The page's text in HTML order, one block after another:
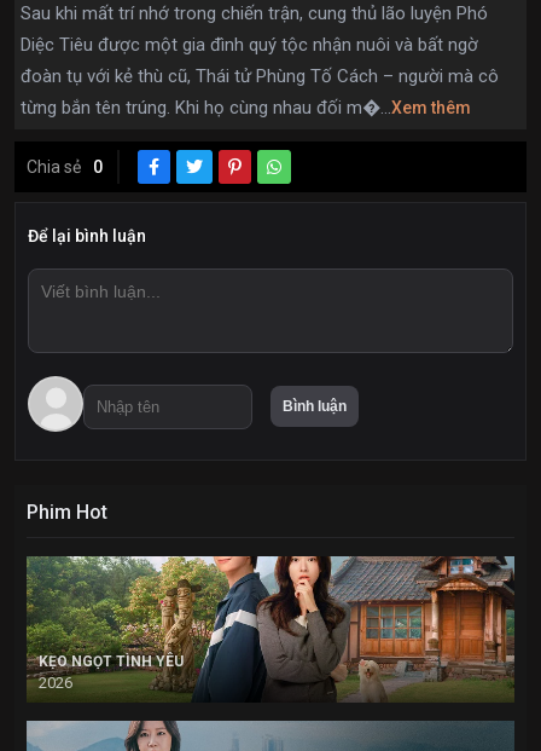
Sau khi mất trí nhớ trong chiến trận, cung thủ lão luyện Phó
Diệc Tiêu được một gia đình quý tộc nhận nuôi và bất ngờ
đoàn tụ với kẻ thù cũ, Thái tử Phùng Tố Cách – người mà cô
từng bắn tên trúng. Khi họ cùng nhau đối m�...Xem thêm
Chia sẻ 0
Để lại bình luận
Phim Hot
KẸO NGỌT TÌNH YÊU
2026